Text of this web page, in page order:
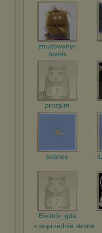
zmutowanyc
homik
prozjum
sebneo
Elektrix_gda
« poprzednia strona